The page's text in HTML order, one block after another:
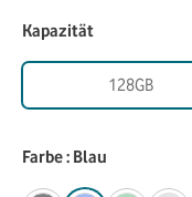
Kapazität
128GB
Farbe : Blau